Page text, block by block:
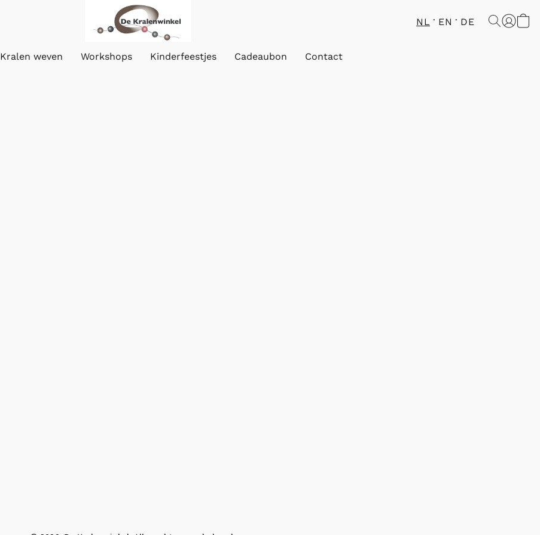
NL EN DE
Kralen weven Workshops Kinderfeestjes Cadeaubon Contact